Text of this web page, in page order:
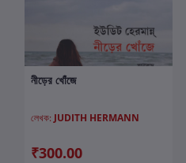
কার্টে যোগ করুন
নীড়ের খোঁজে
লেখক: JUDITH HERMANN
₹300.00